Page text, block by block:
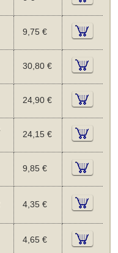
9,75 €
30,80 €
24,90 €
24,15 €
9,85 €
4,35 €
4,65 €